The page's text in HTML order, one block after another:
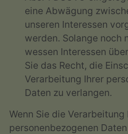
eine Abwägung
unseren Interessen
werden. Solange noch
wessen Interessen
Sie das Recht, die
Verarbeitung Ihrer
Daten zu verlangen.
Wenn Sie die Verarbeitung
personenbezogenen